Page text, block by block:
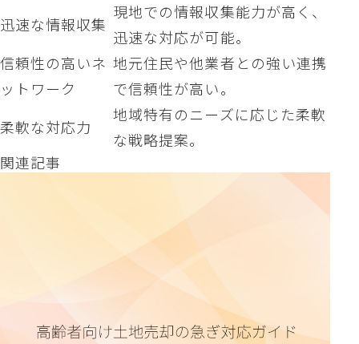
迅速な情報収集
現地での情報収集能力が高く、
迅速な対応が可能。
信頼性の高いネ
ットワーク
地元住民や他業者との強い連携
で信頼性が高い。
柔軟な対応力
地域特有のニーズに応じた柔軟
な戦略提案。
関連記事